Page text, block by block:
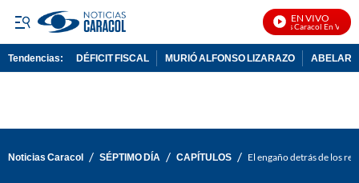
EN VIVO
Noticias Caracol En Vivo
Tendencias: DÉFICIT FISCAL MURIÓ ALFONSO LIZARAZO
Noticias Caracol / SÉPTIMO DÍA / CAPÍTULOS / El engaño detrás de los